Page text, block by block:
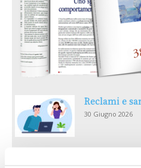
Reclami e
30 Giugno 2026